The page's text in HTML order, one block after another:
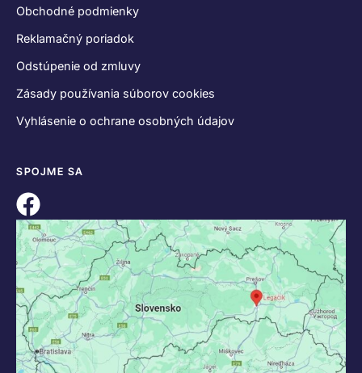
Obchodné podmienky
Reklamačný poriadok
Odstúpenie od zmluvy
Zásady používania súborov cookies
Vyhlásenie o ochrane osobných údajov
SPOJME SA